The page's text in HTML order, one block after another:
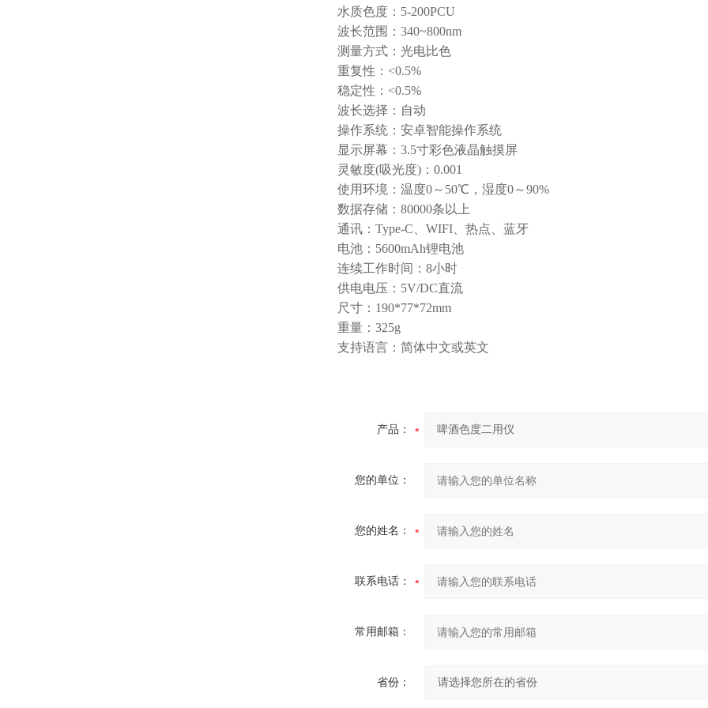
水质色度：5-200PCU
波长范围：340~800nm
测量方式：光电比色
重复性：<0.5%
稳定性：<0.5%
波长选择：自动
操作系统：安卓智能操作系统
显示屏幕：3.5寸彩色液晶触摸屏
灵敏度(吸光度)：0.001
使用环境：温度0～50℃，湿度0～90%
数据存储：80000条以上
通讯：Type-C、WIFI、热点、蓝牙
电池：5600mAh锂电池
连续工作时间：8小时
供电电压：5V/DC直流
尺寸：190*77*72mm
重量：325g
支持语言：简体中文或英文
产品：
您的单位：
您的姓名：
联系电话：
常用邮箱：
省份：